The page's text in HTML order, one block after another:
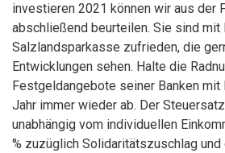
investieren 2021 können wir aus der
abschließend beurteilen. Sie sind mit
Salzlandsparkasse zufrieden, die
Entwicklungen sehen. Halte die
Festgeldangebote seiner Banken
Jahr immer wieder ab. Der
unabhängig vom individuellen
% zuzüglich Solidaritätszuschlag